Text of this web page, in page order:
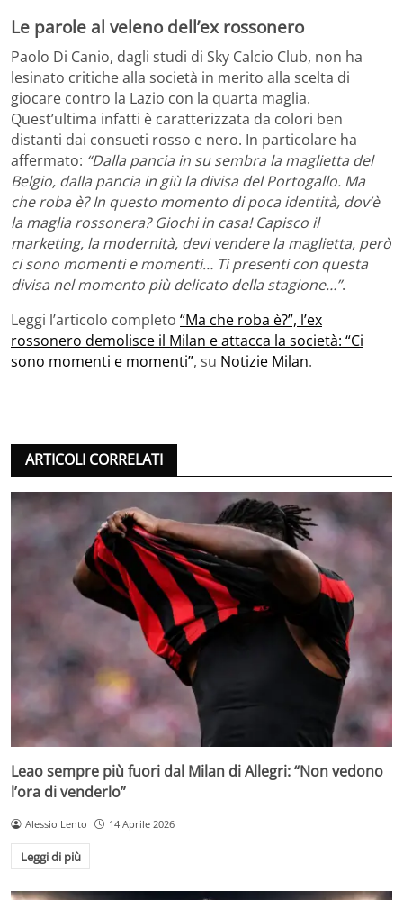
Le parole al veleno dell’ex rossonero
Paolo Di Canio, dagli studi di Sky Calcio Club, non ha
lesinato critiche alla società in merito alla scelta di
giocare contro la Lazio con la quarta maglia.
Quest’ultima infatti è caratterizzata da colori ben
distanti dai consueti rosso e nero. In particolare ha
affermato: “Dalla pancia in su sembra la maglietta del
Belgio, dalla pancia in giù la divisa del Portogallo. Ma
che roba è? In questo momento di poca identità, dov’è
la maglia rossonera? Giochi in casa! Capisco il
marketing, la modernità, devi vendere la maglietta, però
ci sono momenti e momenti… Ti presenti con questa
divisa nel momento più delicato della stagione…”.
Leggi l’articolo completo “Ma che roba è?”, l’ex
rossonero demolisce il Milan e attacca la società: “Ci
sono momenti e momenti”, su Notizie Milan.
ARTICOLI CORRELATI
Leao sempre più fuori dal Milan di Allegri: “Non vedono
l’ora di venderlo”
Alessio Lento 14 Aprile 2026
Leggi di più